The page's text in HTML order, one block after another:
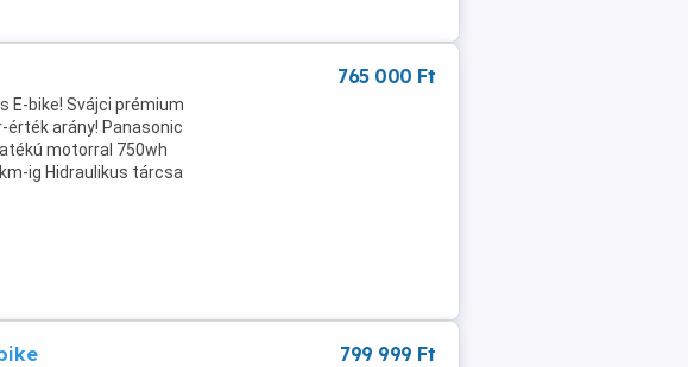
E-bike! Svájci prémium
arány! Panasonic
motorral 750wh
ig Hidraulikus tárcsa
765 000 Ft
799 999 Ft